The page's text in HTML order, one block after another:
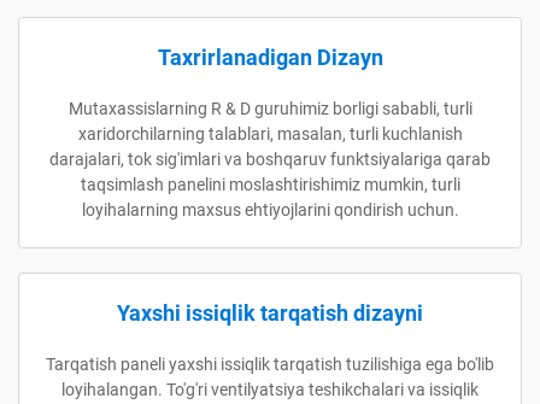
Taxrirlanadigan Dizayn
Mutaxassislarning R & D guruhimiz borligi sababli, turli
xaridorchilarning talablari, masalan, turli kuchlanish
darajalari, tok sig'imlari va boshqaruv funktsiyalariga qarab
taqsimlash panelini moslashtirishimiz mumkin, turli
loyihalarning maxsus ehtiyojlarini qondirish uchun.
Yaxshi issiqlik tarqatish dizayni
Tarqatish paneli yaxshi issiqlik tarqatish tuzilishiga ega bo'lib
loyihalangan. To'g'ri ventilyatsiya teshikchalari va issiqlik